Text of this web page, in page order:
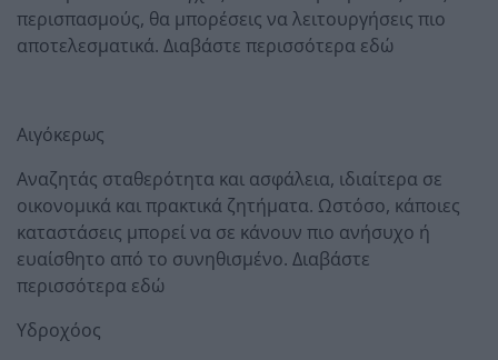
περισπασμούς, θα μπορέσεις να λειτουργήσεις πιο
αποτελεσματικά. Διαβάστε περισσότερα εδώ
Αιγόκερως
Αναζητάς σταθερότητα και ασφάλεια, ιδιαίτερα σε
οικονομικά και πρακτικά ζητήματα. Ωστόσο, κάποιες
καταστάσεις μπορεί να σε κάνουν πιο ανήσυχο ή
ευαίσθητο από το συνηθισμένο. Διαβάστε
περισσότερα εδώ
Υδροχόος